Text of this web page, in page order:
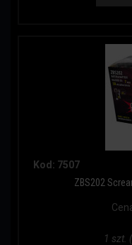
Kod: 7507
ZBS202
1 szt.